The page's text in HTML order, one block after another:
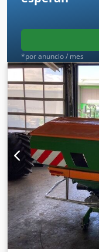
*por anuncio / mes